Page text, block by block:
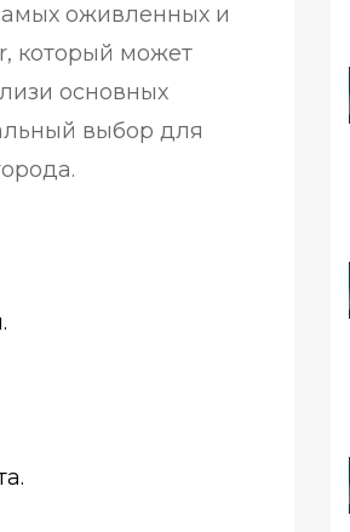
оживленных и
который может
основных
выбор для